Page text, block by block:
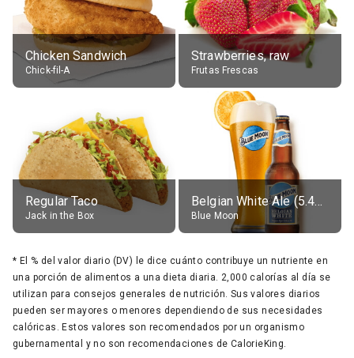
Chicken Sandwich
Chick-fil-A
Strawberries, raw
Frutas Frescas
Regular Taco
Jack in the Box
Belgian White Ale (5.4% alc.)
Blue Moon
* El % del valor diario (DV) le dice cuánto contribuye un nutriente en
una porción de alimentos a una dieta diaria. 2,000 calorías al día se
utilizan para consejos generales de nutrición. Sus valores diarios
pueden ser mayores o menores dependiendo de sus necesidades
calóricas. Estos valores son recomendados por un organismo
gubernamental y no son recomendaciones de CalorieKing.